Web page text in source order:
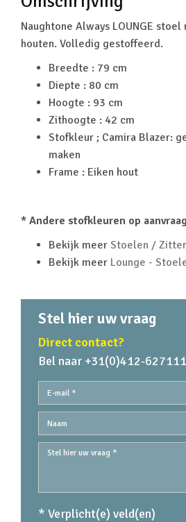
Naughtone Always LOUNGE
houten. Volledig gestoffeerd.
Breedte : 79 cm
Diepte : 80 cm
Hoogte : 93 cm
Zithoogte : 42 cm
Stofkleur ; Camira Blazer:
maken
Frame : Eiken hout
* Andere stofkleuren op
Bekijk meer Stoelen /
Bekijk meer Lounge -
Stel hier uw vraag
Direct contact?
Bel naar +31(0)412-627111
* Verplicht(e) veld(en)